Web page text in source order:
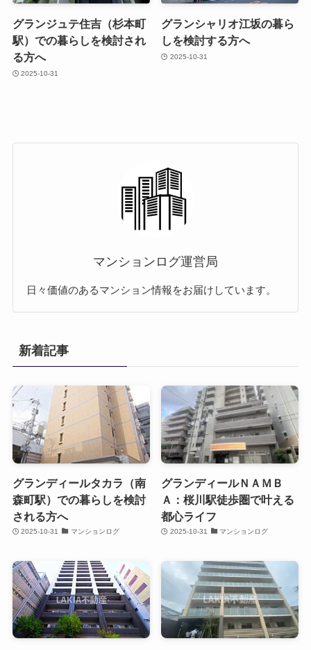
グランジュテ住吉（杉本町
駅）での暮らしを検討され
る方へ
2025-10-31
グランシャリオ江坂の暮ら
しを検討する方へ
2025-10-31
マンションログ運営局
日々価値のあるマンション情報をお届けしています。
新着記事
グランディールタカラ（南
森町駅）での暮らしを検討
される方へ
2025-10-31 マンションログ
グランディールＮＡＭＢ
Ａ：桜川駅徒歩圏で叶える
都心ライフ
2025-10-31 マンションログ